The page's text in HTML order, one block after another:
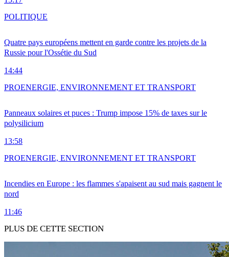
Quatre pays européens mettent en garde contre les projets de la
Russie pour l'Ossétie du Sud
14:44
POLITIQUE
Panneaux solaires et puces : Trump impose 15% de taxes sur le
polysilicium
13:58
PROENERGIE, ENVIRONNEMENT ET TRANSPORT
Incendies en Europe : les flammes s'apaisent au sud mais gagnent le
nord
11:46
PROENERGIE, ENVIRONNEMENT ET TRANSPORT
PLUS DE CETTE SECTION